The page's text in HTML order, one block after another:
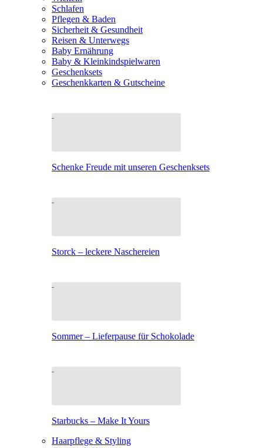
Schlafen
Pflegen & Baden
Sicherheit & Gesundheit
Reisen & Unterwegs
Baby Ernährung
Baby & Kleinkindspielwaren
Geschenksets
Geschenkkarten & Gutscheine
Schenke Freude mit unseren Geschenksets
Storck – leckere Naschereien
Sommer – Lieferpause für Schokolade
Starbucks – Make It Yours
Haarpflege & Styling